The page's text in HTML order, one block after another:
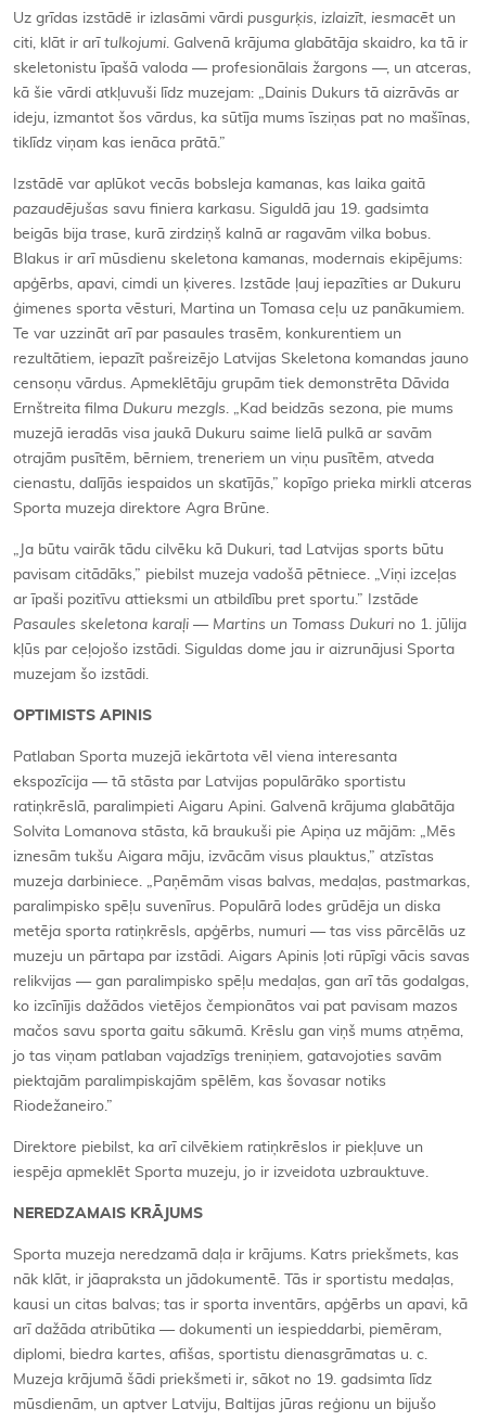
Uz grīdas izstādē ir izlasāmi vārdi pusgurķis, izlaizīt, iesmacēt un
citi, klāt ir arī tulkojumi. Galvenā krājuma glabātāja skaidro, ka tā ir
skeletonistu īpašā valoda — profesionālais žargons —, un atceras,
kā šie vārdi atkļuvuši līdz muzejam: „Dainis Dukurs tā aizrāvās ar
ideju, izmantot šos vārdus, ka sūtīja mums īsziņas pat no mašīnas,
tiklīdz viņam kas ienāca prātā.”
Izstādē var aplūkot vecās bobsleja kamanas, kas laika gaitā
pazaudējušas savu finiera karkasu. Siguldā jau 19. gadsimta
beigās bija trase, kurā zirdziņš kalnā ar ragavām vilka bobus.
Blakus ir arī mūsdienu skeletona kamanas, modernais ekipējums:
apģērbs, apavi, cimdi un ķiveres. Izstāde ļauj iepazīties ar Dukuru
ģimenes sporta vēsturi, Martina un Tomasa ceļu uz panākumiem.
Te var uzzināt arī par pasaules trasēm, konkurentiem un
rezultātiem, iepazīt pašreizējo Latvijas Skeletona komandas jauno
censoņu vārdus. Apmeklētāju grupām tiek demonstrēta Dāvida
Ernštreita filma Dukuru mezgls. „Kad beidzās sezona, pie mums
muzejā ieradās visa jaukā Dukuru saime lielā pulkā ar savām
otrajām pusītēm, bērniem, treneriem un viņu pusītēm, atveda
cienastu, dalījās iespaidos un skatījās,” kopīgo prieka mirkli atceras
Sporta muzeja direktore Agra Brūne.
„Ja būtu vairāk tādu cilvēku kā Dukuri, tad Latvijas sports būtu
pavisam citādāks,” piebilst muzeja vadošā pētniece. „Viņi izceļas
ar īpaši pozitīvu attieksmi un atbildību pret sportu.” Izstāde
Pasaules skeletona karaļi — Martins un Tomass Dukuri no 1. jūlija
kļūs par ceļojošo izstādi. Siguldas dome jau ir aizrunājusi Sporta
muzejam šo izstādi.
OPTIMISTS APINIS
Patlaban Sporta muzejā iekārtota vēl viena interesanta
ekspozīcija — tā stāsta par Latvijas populārāko sportistu
ratiņkrēslā, paralimpieti Aigaru Apini. Galvenā krājuma glabātāja
Solvita Lomanova stāsta, kā braukuši pie Apiņa uz mājām: „Mēs
iznesām tukšu Aigara māju, izvācām visus plauktus,” atzīstas
muzeja darbiniece. „Paņēmām visas balvas, medaļas, pastmarkas,
paralimpisko spēļu suvenīrus. Populārā lodes grūdēja un diska
metēja sporta ratiņkrēsls, apģērbs, numuri — tas viss pārcēlās uz
muzeju un pārtapa par izstādi. Aigars Apinis ļoti rūpīgi vācis savas
relikvijas — gan paralimpisko spēļu medaļas, gan arī tās godalgas,
ko izcīnījis dažādos vietējos čempionātos vai pat pavisam mazos
mačos savu sporta gaitu sākumā. Krēslu gan viņš mums atņēma,
jo tas viņam patlaban vajadzīgs treniņiem, gatavojoties savām
piektajām paralimpiskajām spēlēm, kas šovasar notiks
Riodežaneiro.”
Direktore piebilst, ka arī cilvēkiem ratiņkrēslos ir piekļuve un
iespēja apmeklēt Sporta muzeju, jo ir izveidota uzbrauktuve.
NEREDZAMAIS KRĀJUMS
Sporta muzeja neredzamā daļa ir krājums. Katrs priekšmets, kas
nāk klāt, ir jāapraksta un jādokumentē. Tās ir sportistu medaļas,
kausi un citas balvas; tas ir sporta inventārs, apģērbs un apavi, kā
arī dažāda atribūtika — dokumenti un iespieddarbi, piemēram,
diplomi, biedra kartes, afišas, sportistu dienasgrāmatas u. c.
Muzeja krājumā šādi priekšmeti ir, sākot no 19. gadsimta līdz
mūsdienām, un aptver Latviju, Baltijas jūras reģionu un bijušo